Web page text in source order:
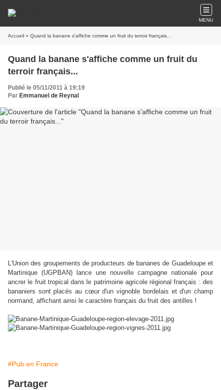
MENU
Accueil » Quand la banane s'affiche comme un fruit du terroir français...
Quand la banane s'affiche comme un fruit du
terroir français...
Publié le 05/11/2011 à 19:19
Par Emmanuel de Reynal
L'Union des groupements de producteurs de bananes de Guadeloupe et
Martinique (UGPBAN) lance une nouvelle campagne nationale pour
ancrer le fruit tropical dans le patrimoine agricole régional français : des
bananiers sont placés au cœur d'un vignoble bordelais et d'un champ
normand, affichant ainsi le caractère français du fruit des antilles !
#Pub en France
Partager